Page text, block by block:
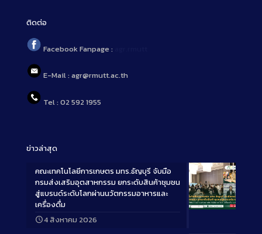
ติดต่อ
Facebook Fanpage :
E-Mail : agr@rmutt.ac.th
Tel : 02 592 1955
ข่าวล่าสุด
Long
คณะเทคโนโลยีการเกษตร มทร.ธัญบุรี จับมือ
กรมส่งเสริมอุตสาหกรรม ยกระดับสินค้าชุมชน
สู่แบรนด์ระดับโลกผ่านนวัตกรรมอาหารและ
เครื่องดื่ม
4 สิงหาคม 2026